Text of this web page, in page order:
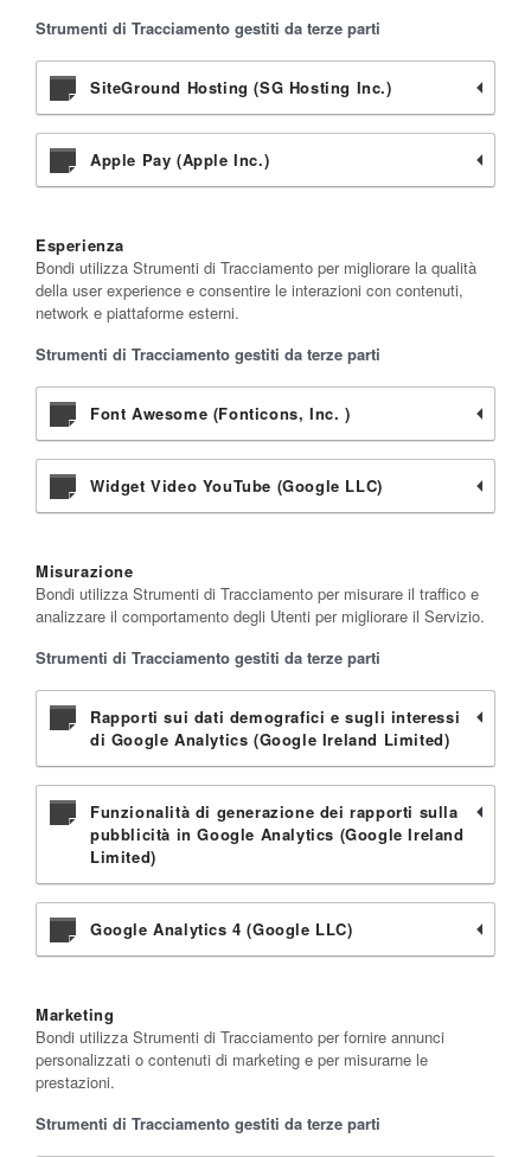
Strumenti di Tracciamento gestiti da terze parti
SiteGround Hosting (SG Hosting Inc.)
Apple Pay (Apple Inc.)
Esperienza
Bondi utilizza Strumenti di Tracciamento per migliorare la qualità
della user experience e consentire le interazioni con contenuti,
network e piattaforme esterni.
Strumenti di Tracciamento gestiti da terze parti
Font Awesome (Fonticons, Inc. )
Widget Video YouTube (Google LLC)
Misurazione
Bondi utilizza Strumenti di Tracciamento per misurare il traffico e
analizzare il comportamento degli Utenti per migliorare il Servizio.
Strumenti di Tracciamento gestiti da terze parti
Rapporti sui dati demografici e sugli interessi
di Google Analytics (Google Ireland Limited)
Funzionalità di generazione dei rapporti sulla
pubblicità in Google Analytics (Google Ireland
Limited)
Google Analytics 4 (Google LLC)
Marketing
Bondi utilizza Strumenti di Tracciamento per fornire annunci
personalizzati o contenuti di marketing e per misurarne le
prestazioni.
Strumenti di Tracciamento gestiti da terze parti